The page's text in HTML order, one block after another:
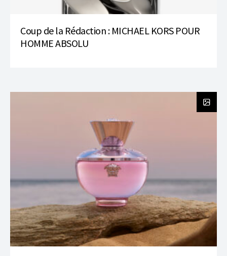
Coup de la Rédaction : MICHAEL KORS POUR
HOMME ABSOLU